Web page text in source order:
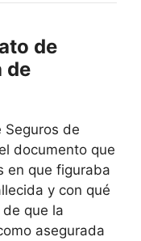
de
de
Seguros de
documento que
en que figuraba
y con qué
que la
asegurada